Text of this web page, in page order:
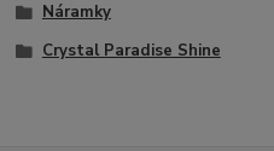
Náramky
Crystal Paradise Shine